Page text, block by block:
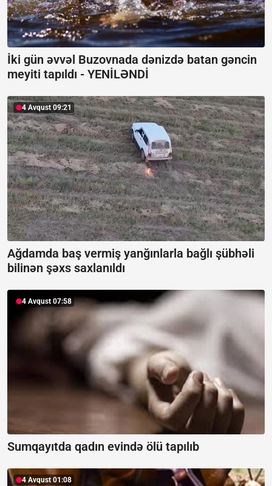
İki gün əvvəl Buzovnada dənizdə batan gəncin
meyiti tapıldı - YENİLƏNDİ
4 Avqust 09:21
Ağdamda baş vermiş yanğınlarla bağlı şübhəli
bilinən şəxs saxlanıldı
4 Avqust 07:58
Sumqayıtda qadın evində ölü tapılıb
4 Avqust 01:08